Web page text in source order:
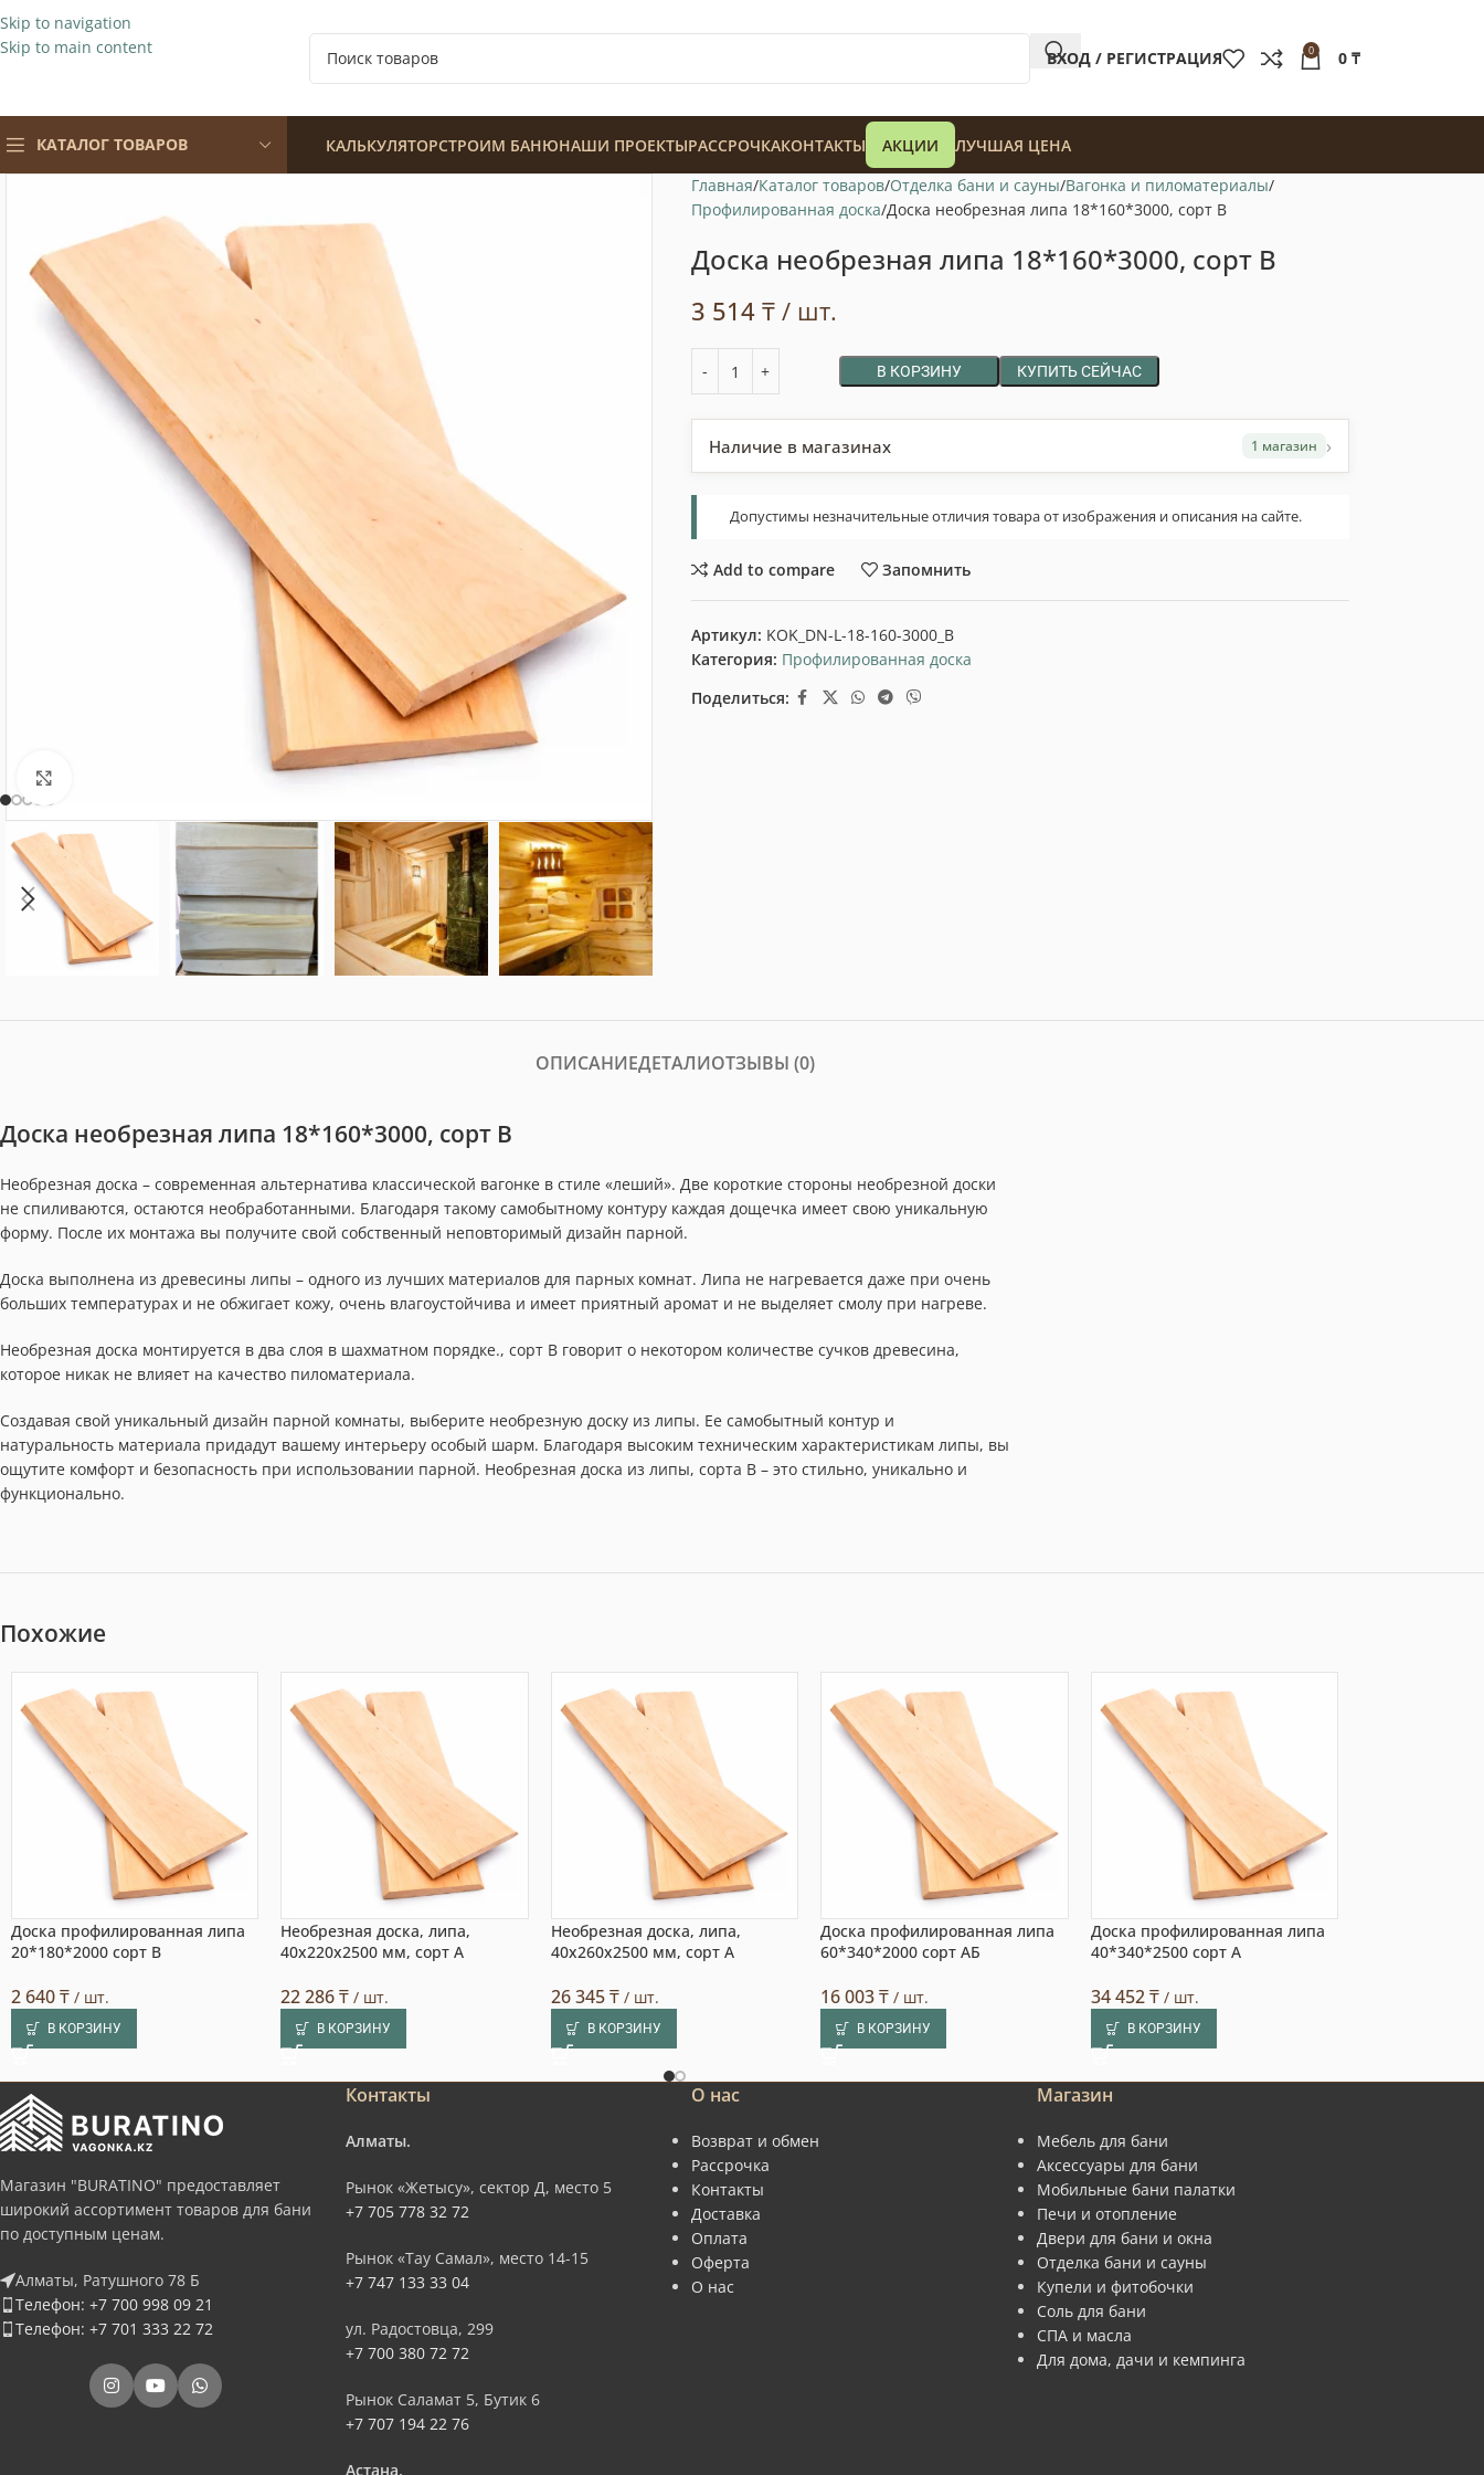
Skip to navigation
Skip to main content
ВХОД / РЕГИСТРАЦИЯ 0 0 ₸
КАТАЛОГ ТОВАРОВ КАЛЬКУЛЯТОРСТРОИМ БАНЮНАШИ ПРОЕКТЫРАССРОЧКАКОНТАКТЫ АКЦИИ ЛУЧШАЯ ЦЕНА
Нажмите, чтобы увеличить
Главная Каталог товаров Отделка бани и сауны Вагонка и пиломатериалы
Профилированная доска Доска необрезная липа 18*160*3000, сорт В
Доска необрезная липа 18*160*3000, сорт В
3 514 ₸/ шт.
В КОРЗИНУ КУПИТЬ СЕЙЧАС
Наличие в магазинах 1 магазин ›
Допустимы незначительные отличия товара от изображения и описания на сайте.
Add to compare Запомнить
Артикул: KOK_DN-L-18-160-3000_B
Категория: Профилированная доска
Поделиться:
ОПИСАНИЕДЕТАЛИОТЗЫВЫ (0)
Доска необрезная липа 18*160*3000, сорт В
Необрезная доска – современная альтернатива классической вагонке в стиле «леший». Две короткие стороны необрезной доски
не спиливаются, остаются необработанными. Благодаря такому самобытному контуру каждая дощечка имеет свою уникальную
форму. После их монтажа вы получите свой собственный неповторимый дизайн парной.
Доска выполнена из древесины липы – одного из лучших материалов для парных комнат. Липа не нагревается даже при очень
больших температурах и не обжигает кожу, очень влагоустойчива и имеет приятный аромат и не выделяет смолу при нагреве.
Необрезная доска монтируется в два слоя в шахматном порядке., сорт В говорит о некотором количестве сучков древесина,
которое никак не влияет на качество пиломатериала.
Создавая свой уникальный дизайн парной комнаты, выберите необрезную доску из липы. Ее самобытный контур и
натуральность материала придадут вашему интерьеру особый шарм. Благодаря высоким техническим характеристикам липы, вы
ощутите комфорт и безопасность при использовании парной. Необрезная доска из липы, сорта B – это стильно, уникально и
функционально.
Похожие
Доска профилированная липа
20*180*2000 сорт В
2 640₸ / шт.
В КОРЗИНУ
Необрезная доска, липа,
40x220x2500 мм, сорт A
22 286₸ / шт.
В КОРЗИНУ
Необрезная доска, липа,
40x260x2500 мм, сорт A
26 345₸/ шт.
В КОРЗИНУ
Доска профилированная липа
60*340*2000 сорт АБ
16 003₸ / шт.
В КОРЗИНУ
Доска профилированная липа
40*340*2500 сорт А
34 452₸/ шт.
В КОРЗИНУ
Магазин "BURATINO" предоставляет
широкий ассортимент товаров для бани
по доступным ценам.
Алматы, Ратушного 78 Б
Телефон: +7 700 998 09 21
Телефон: +7 701 333 22 72
Контакты
Алматы.
Рынок «Жетысу», сектор Д, место 5
+7 705 778 32 72
Рынок «Тау Самал», место 14-15
+7 747 133 33 04
ул. Радостовца, 299
+7 700 380 72 72
Рынок Саламат 5, Бутик 6
+7 707 194 22 76
Астана.
О нас
Возврат и обмен
Рассрочка
Контакты
Доставка
Оплата
Оферта
О нас
Магазин
Мебель для бани
Аксессуары для бани
Мобильные бани палатки
Печи и отопление
Двери для бани и окна
Отделка бани и сауны
Купели и фитобочки
Соль для бани
СПА и масла
Для дома, дачи и кемпинга